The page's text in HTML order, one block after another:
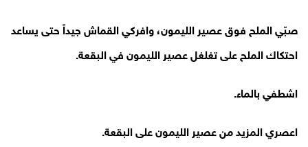
صبّي الملح فوق عصير الليمون، وافركي القماش جيداً حتى يساعد
احتكاك الملح على تغلغل عصير الليمون في البقعة.
اشطفي بالماء.
اعصري المزيد من عصير الليمون على البقعة.